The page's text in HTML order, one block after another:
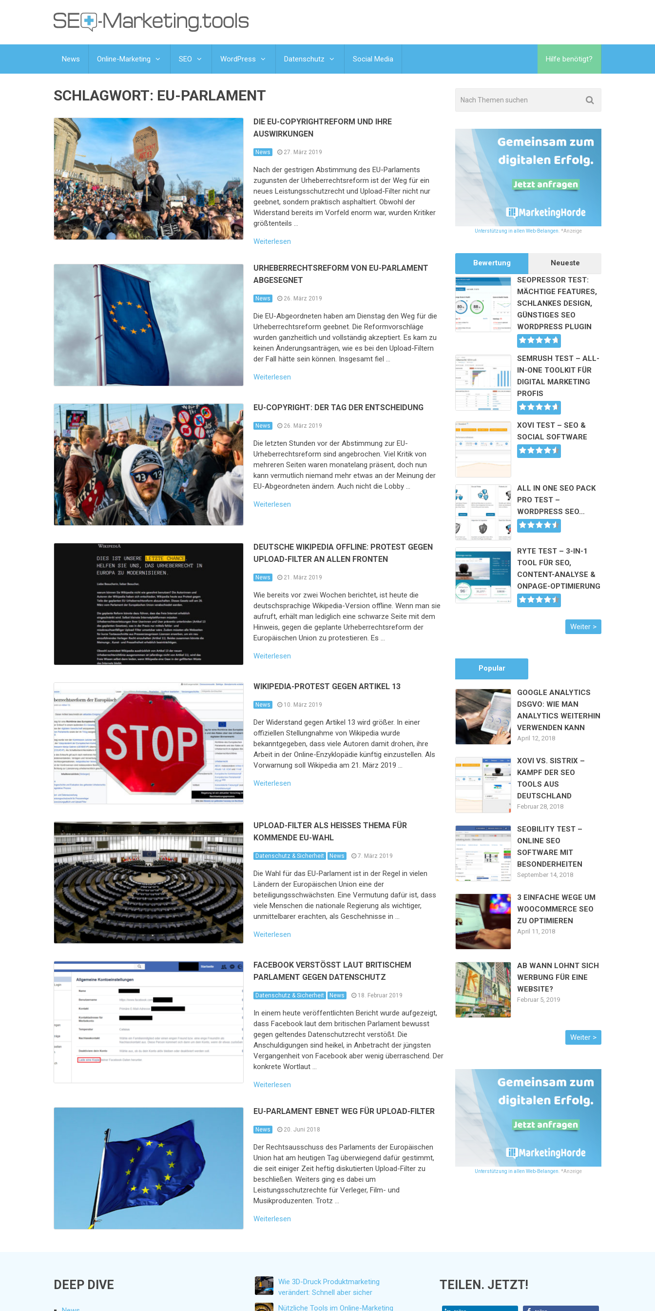
News Online-Marketing SEO WordPress Datenschutz Social Media Hilfe benötigt?
SCHLAGWORT: EU-PARLAMENT
DIE EU-COPYRIGHTREFORM UND IHRE
AUSWIRKUNGEN
News 27. März 2019
Nach der gestrigen Abstimmung des EU-Parlaments
zugunsten der Urheberrechtsreform ist der Weg für ein
neues Leistungsschutzrecht und Upload-Filter nicht nur
geebnet, sondern praktisch asphaltiert. Obwohl der
Widerstand bereits im Vorfeld enorm war, wurden Kritiker
größtenteils …
Weiterlesen
URHEBERRECHTSREFORM VON EU-PARLAMENT
ABGESEGNET
News 26. März 2019
Die EU-Abgeordneten haben am Dienstag den Weg für die
Urheberrechtsreform geebnet. Die Reformvorschläge
wurden ganzheitlich und vollständig akzeptiert. Es kam zu
keinen Änderungsanträgen, wie es bei den Upload-Filtern
der Fall hätte sein können. Insgesamt fiel …
Weiterlesen
EU-COPYRIGHT: DER TAG DER ENTSCHEIDUNG
News 26. März 2019
Die letzten Stunden vor der Abstimmung zur EU-
Urheberrechtsreform sind angebrochen. Viel Kritik von
mehreren Seiten waren monatelang präsent, doch nun
kann vermutlich niemand mehr etwas an der Meinung der
EU-Abgeordneten ändern. Auch nicht die Lobby …
Weiterlesen
DEUTSCHE WIKIPEDIA OFFLINE: PROTEST GEGEN
UPLOAD-FILTER AN ALLEN FRONTEN
News 21. März 2019
Wie bereits vor zwei Wochen berichtet, ist heute die
deutschsprachige Wikipedia-Version offline. Wenn man sie
aufruft, erhält man lediglich eine schwarze Seite mit dem
Hinweis, gegen die geplante Urheberrechtsreform der
Europäischen Union zu protestieren. Es …
Weiterlesen
WIKIPEDIA-PROTEST GEGEN ARTIKEL 13
News 10. März 2019
Der Widerstand gegen Artikel 13 wird größer. In einer
offiziellen Stellungnahme von Wikipedia wurde
bekanntgegeben, dass viele Autoren damit drohen, ihre
Arbeit in der Online-Enzyklopädie künftig einzustellen. Als
Vorwarnung soll Wikipedia am 21. März 2019 …
Weiterlesen
UPLOAD-FILTER ALS HEISSES THEMA FÜR K
OMMENDE EU-WAHL
Datenschutz & Sicherheit News 7. März 2019
Die Wahl für das EU-Parlament ist in der Regel in vielen
Ländern der Europäischen Union eine der
beteiligungsschwächsten. Eine Vermutung dafür ist, dass
viele Menschen die nationale Regierung als wichtiger,
unmittelbarer erachten, als Geschehnisse in …
Weiterlesen
FACEBOOK VERSTÖSST LAUT BRITISCHEM P
ARLAMENT GEGEN DATENSCHUTZ
Datenschutz & Sicherheit News 18. Februar 2019
In einem heute veröffentlichten Bericht wurde aufgezeigt,
dass Facebook laut dem britischen Parlament bewusst
gegen geltendes Datenschutzrecht verstößt. Die
Anschuldigungen sind heikel, in Anbetracht der jüngsten
Vergangenheit von Facebook aber wenig überraschend. Der
konkrete Wortlaut …
Weiterlesen
EU-PARLAMENT EBNET WEG FÜR UPLOAD-FILTER
News 20. Juni 2018
Der Rechtsausschuss des Parlaments der Europäischen
Union hat am heutigen Tag überwiegend dafür gestimmt,
die seit einiger Zeit heftig diskutierten Upload-Filter zu
beschließen. Weiters ging es dabei um
Leistungsschutzrechte für Verleger, Film- und
Musikproduzenten. Trotz …
Weiterlesen
Unterstützung in allen Web-Belangen. *Anzeige
Bewertung
Neueste
SEOPRESSOR TEST:
MÄCHTIGE FEATURES,
SCHLANKES DESIGN,
GÜNSTIGES SEO
WORDPRESS PLUGIN
SEMRUSH TEST – ALL-
IN-ONE TOOLKIT FÜR
DIGITAL MARKETING
PROFIS
XOVI TEST – SEO &
SOCIAL SOFTWARE
ALL IN ONE SEO PACK
PRO TEST –
WORDPRESS SEO…
RYTE TEST – 3-IN-1
TOOL FÜR SEO,
CONTENT-ANALYSE &
ONPAGE-OPTIMIERUNG
Popular
GOOGLE ANALYTICS
DSGVO: WIE MAN
ANALYTICS WEITERHIN
VERWENDEN KANN
April 12, 2018
XOVI VS. SISTRIX –
KAMPF DER SEO
TOOLS AUS
DEUTSCHLAND
Februar 28, 2018
SEOBILITY TEST –
ONLINE SEO
SOFTWARE MIT
BESONDERHEITEN
September 14, 2018
3 EINFACHE WEGE UM
WOOCOMMERCE SEO
ZU OPTIMIEREN
April 11, 2018
AB WANN LOHNT SICH
WERBUNG FÜR EINE
WEBSITE?
Februar 5, 2019
Unterstützung in allen Web-Belangen. *Anzeige
DEEP DIVE
Wie 3D-Druck Produktmarketing
verändert: Schnell aber sicher
Nützliche Tools im Online-Marketing
TEILEN. JETZT!